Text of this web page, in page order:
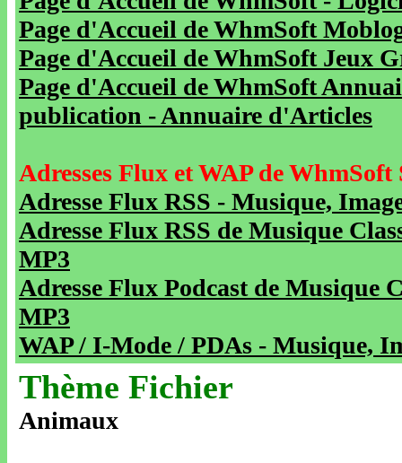
Page d'Accueil de WhmSoft
Page d'Accueil de WhmSoft Jeux
Page d'Accueil de WhmSoft
publication - Annuaire d'Articles
Adresses Flux et WAP de WhmSoft
Adresse Flux RSS - Musique,
Adresse Flux RSS de Musique
MP3
Adresse Flux Podcast de Musique
MP3
WAP / I-Mode / PDAs - Musique,
Thème Fichier
Animaux